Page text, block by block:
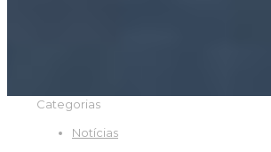
Categorias
Notícias